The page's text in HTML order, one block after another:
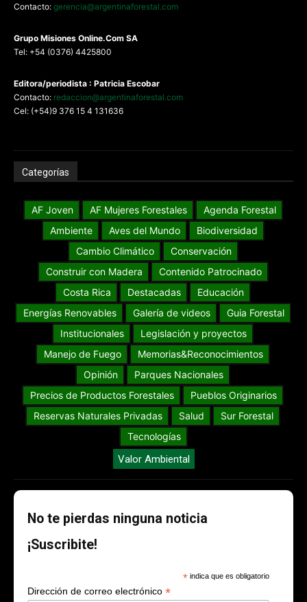
Contacto: gerencia@argentinaforestal.com
Grupo Misiones Online.Com SA
Tel: +54 (0376) 4425800
Editora/periodista : Patricia Escobar
Contacto: redaccion@argentinaforestal.com
Cel: (+54)9 376 15 4 131636
Categorías
AF Joven AF Mujeres Forestales
Agenda Forestal
Ambiente
Aves del Mundo
Biodiversidad
Cambio Climático
Conservación
Construir con Madera
Contenido Patrocinado
Costa Rica
Destacadas
Educación
Energías Renovables
Galería de videos
Guia Forestal
Institucionales
Legislación y proyectos
Manejo de Fuego
Memorias&Reconocimientos
Opinión
Parques Nacionales
Precios de Productos Forestales
Pueblos Originarios
Reservas Naturales Privadas
Salud
Sur Forestal
Tecnologías
Valor Ambiental
No te pierdas ninguna noticia
¡Suscribite!
* indica que es obligatorio
Dirección de correo electrónico *